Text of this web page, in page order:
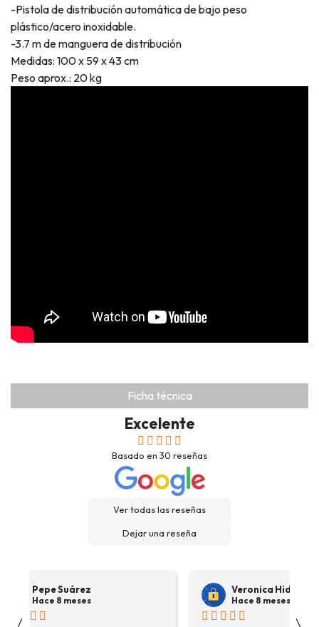
Ficha técnica
-Pistola de distribución automática de bajo peso
plástico/acero inoxidable.
-3.7 m de manguera de distribución
Medidas: 100 x 59 x 43 cm
Peso aprox.: 20 kg
Excelente
Basado en 30 reseñas
Ver todas las reseñas
Dejar una reseña
Pepe Suárez
Hace 8 meses
Veronica Hidalgo
Hace 8 meses